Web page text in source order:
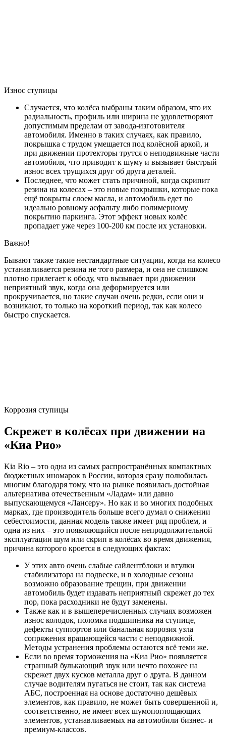
Износ ступицы
Случается, что колёса выбраны таким образом, что их
радиальность, профиль или ширина не удовлетворяют
допустимым пределам от завода-изготовителя
автомобиля. Именно в таких случаях, как правило,
покрышка с трудом умещается под колёсной аркой, и
при движении протекторы трутся о неподвижные части
автомобиля, что приводит к шуму и вызывает быстрый
износ всех трущихся друг об друга деталей.
Последнее, что может стать причиной, когда скрипит
резина на колесах – это новые покрышки, которые пока
ещё покрыты слоем масла, и автомобиль едет по
идеально ровному асфальту либо полимерному
покрытию паркинга. Этот эффект новых колёс
пропадает уже через 100-200 км после их установки.
Важно!
Бывают также такие нестандартные ситуации, когда на колесо
устанавливается резина не того размера, и она не слишком
плотно прилегает к ободу, что вызывает при движении
неприятный звук, когда она деформируется или
прокручивается, но такие случаи очень редки, если они и
возникают, то только на короткий период, так как колесо
быстро спускается.
Коррозия ступицы
Скрежет в колёсах при движении на
«Киа Рио»
Kia Rio – это одна из самых распространённых компактных
бюджетных иномарок в России, которая сразу полюбилась
многим благодаря тому, что на рынке появилась достойная
альтернатива отечественным «Ладам» или давно
выпускающемуся «Лансеру». Но как и во многих подобных
марках, где производитель больше всего думал о снижении
себестоимости, данная модель также имеет ряд проблем, и
одна из них – это появляющийся после непродолжительной
эксплуатации шум или скрип в колёсах во время движения,
причина которого кроется в следующих фактах:
У этих авто очень слабые сайлентблоки и втулки
стабилизатора на подвеске, и в холодные сезоны
возможно образование трещин, при движении
автомобиль будет издавать неприятный скрежет до тех
пор, пока расходники не будут заменены.
Также как и в вышеперечисленных случаях возможен
износ колодок, поломка подшипника на ступице,
дефекты суппортов или банальная коррозия узла
сопряжения вращающейся части с неподвижной.
Методы устранения проблемы остаются всё теми же.
Если во время торможения на «Киа Рио» появляется
странный булькающий звук или нечто похожее на
скрежет двух кусков металла друг о друга. В данном
случае водителям пугаться не стоит, так как система
АБС, построенная на основе достаточно дешёвых
элементов, как правило, не может быть совершенной и,
соответственно, не имеет всех шумопоглощающих
элементов, устанавливаемых на автомобили бизнес- и
премиум-классов.